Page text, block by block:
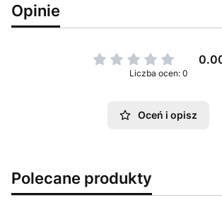
Opinie
Liczba ocen: 0
Oceń i opisz
Polecane produkty